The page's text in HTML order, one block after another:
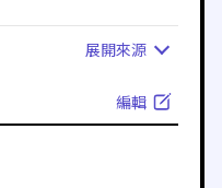
展開來源
編輯